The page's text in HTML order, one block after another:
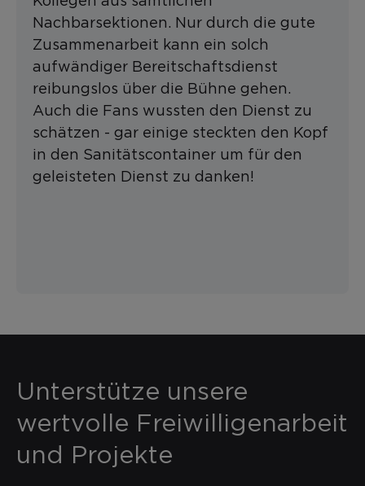
Nachbarsektionen. Nur durch die gute
Zusammenarbeit kann ein solch
aufwändiger Bereitschaftsdienst
reibungslos über die Bühne gehen.
Auch die Fans wussten den Dienst zu
schätzen - gar einige steckten den Kopf
in den Sanitätscontainer um für den
geleisteten Dienst zu danken!
Unterstütze unsere
wertvolle Freiwilligenarbeit
und Projekte